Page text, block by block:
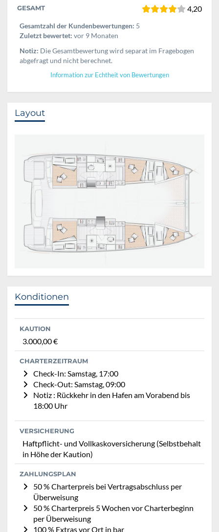
GESAMT 4,20
Gesamtzahl der Kundenbewertungen: 5
Zuletzt bewertet: vor 9 Monaten
Notiz: Die Gesamtbewertung wird separat im Fragebogen
abgefragt und nicht berechnet.
Information zur Echtheit von Bewertungen
Layout
Konditionen
KAUTION
3.000,00 €
CHARTERZEITRAUM
Check-In: Samstag, 17:00
Check-Out: Samstag, 09:00
Notiz : Rückkehr in den Hafen am Vorabend bis
18:00 Uhr
VERSICHERUNG
Haftpflicht- und Vollkaskoversicherung (Selbstbehalt
in Höhe der Kaution)
ZAHLUNGSPLAN
50 % Charterpreis bei Vertragsabschluss per
Überweisung
50 % Charterpreis 5 Wochen vor Charterbeginn
per Überweisung
100 % Extras vor Ort in bar